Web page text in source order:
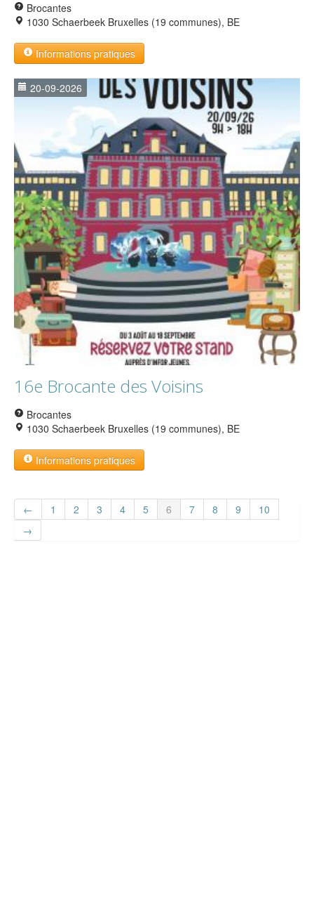
Brocantes
1030 Schaerbeek Bruxelles (19 communes), BE
Informations pratiques
20-09-2026
16e Brocante des Voisins
Brocantes
1030 Schaerbeek Bruxelles (19 communes), BE
Informations pratiques
← 1 2 3 4 5 6 7 8 9
10
→